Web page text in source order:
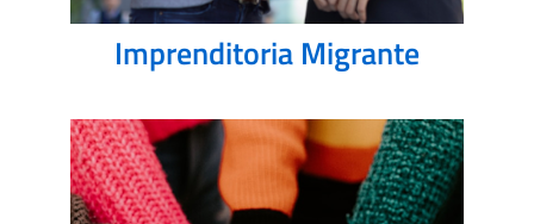
Imprenditoria Migrante